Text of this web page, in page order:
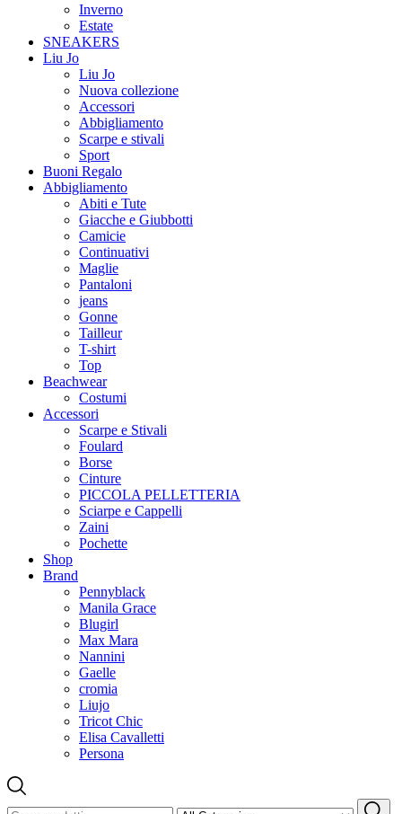
Inverno
Estate
SNEAKERS
Liu Jo
Liu Jo
Nuova collezione
Accessori
Abbigliamento
Scarpe e stivali
Sport
Buoni Regalo
Abbigliamento
Abiti e Tute
Giacche e Giubbotti
Camicie
Continuativi
Maglie
Pantaloni
jeans
Gonne
Tailleur
T-shirt
Top
Beachwear
Costumi
Accessori
Scarpe e Stivali
Foulard
Borse
Cinture
PICCOLA PELLETTERIA
Sciarpe e Cappelli
Zaini
Pochette
Shop
Brand
Pennyblack
Manila Grace
Blugirl
Max Mara
Nannini
Gaelle
cromia
Liujo
Tricot Chic
Elisa Cavalletti
Persona
Cerca: